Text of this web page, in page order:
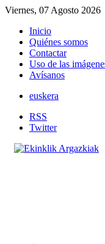
Viernes, 07 Agosto 2026
Inicio
Quiénes somos
Contactar
Uso de las
Avísanos
euskera
RSS
Twitter